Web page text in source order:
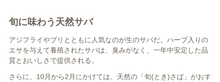
旬に味わう天然サバ
アジフライやブリとともに人気なのが生のサバだ。ハーブ入りの
エサを与えて養殖されたサバは、臭みがなく、一年中安定した品
質とおいしさで提供される。
さらに、 10月から2 月にかけては、天然の「 旬(とき)さば」がおす